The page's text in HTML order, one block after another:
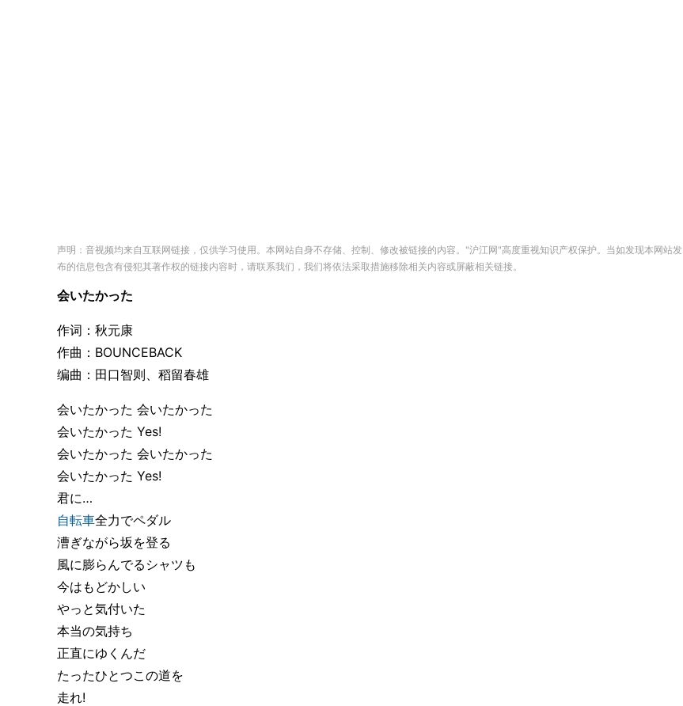
声明：音视频均来自互联网链接，仅供学习使用。本网站自身不存储、控制、修改被链接的内容。"沪江网"高度重视知识产权保护。当如发现本网站发
布的信息包含有侵犯其著作权的链接内容时，请联系我们，我们将依法采取措施移除相关内容或屏蔽相关链接。
会いたかった
作词：秋元康
作曲：BOUNCEBACK
编曲：田口智则、稻留春雄
会いたかった 会いたかった
会いたかった Yes!
会いたかった 会いたかった
会いたかった Yes!
君に…
自転車全力でペダル
漕ぎながら坂を登る
風に膨らんでるシャツも
今はもどかしい
やっと気付いた
本当の気持ち
正直にゆくんだ
たったひとつこの道を
走れ!